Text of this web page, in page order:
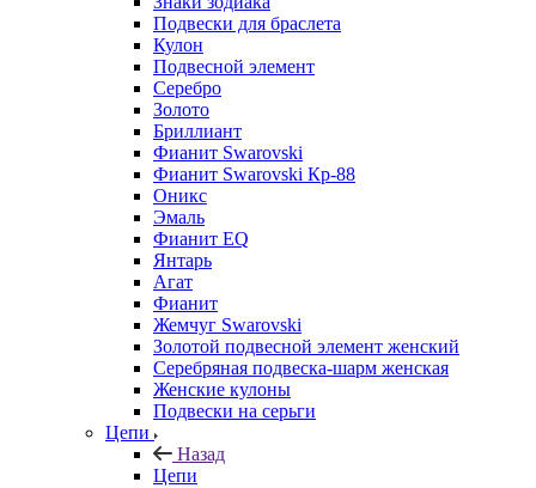
Подвески для браслета
Кулон
Подвесной элемент
Серебро
Золото
Бриллиант
Фианит Swarovski
Фианит Swarovski Кр-88
Оникс
Эмаль
Фианит EQ
Янтарь
Агат
Фианит
Жемчуг Swarovski
Золотой подвесной элемент женcкий
Серебряная подвеска-шарм женская
Женские кулоны
Подвески на серьги
Цепи
Назад
Цепи